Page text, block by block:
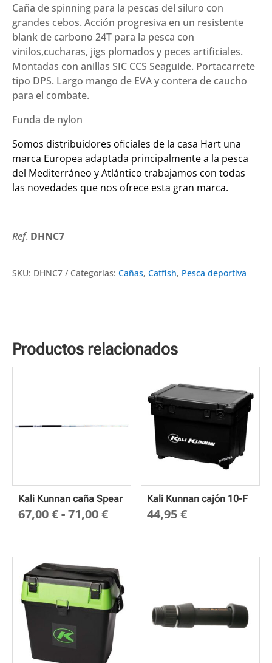
´MH
(2.13
m
60-
160
g)
cantidad
Caña de spinning para la pescas del siluro con
grandes cebos. Acción progresiva en un resistente
blank de carbono 24T para la pesca con
vinilos,cucharas, jigs plomados y peces artificiales.
Montadas con anillas SIC CCS Seaguide. Portacarrete
tipo DPS. Largo mango de EVA y contera de caucho
para el combate.
Funda de nylon
Somos distribuidores oficiales de la casa Hart una
marca Europea adaptada principalmente a la pesca
del Mediterráneo y Atlántico trabajamos con todas
las novedades que nos ofrece esta gran marca.
Ref. DHNC7
SKU: DHNC7 Categorías: Cañas, Catfish, Pesca deportiva
Productos relacionados
Kali Kunnan caña Spear
67,00€-71,00€Rango
desde
67,00 €
hasta
71,00 €
Kali Kunnan cajón 10-F
44,95€